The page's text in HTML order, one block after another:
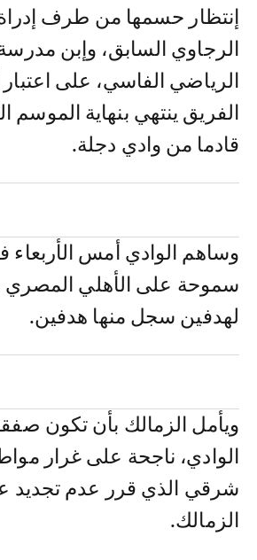
إنتظار حسمها من طرف
الرجاوي السابق، وإبن مدرسة
الرياضي الفاسي، على
الفريق ينتهي بنهاية الموسم
قادما من وادي دجلة.
وساهم الوادي أمس الأربعاء
سموحة على الأهلي المصري
لهدفين سجل منها هدفين.
ويأمل الزمالك بأن تكون
الوادي، ناجحة على غرار
شرقي الذي قرر عدم تجديد
الزمالك.